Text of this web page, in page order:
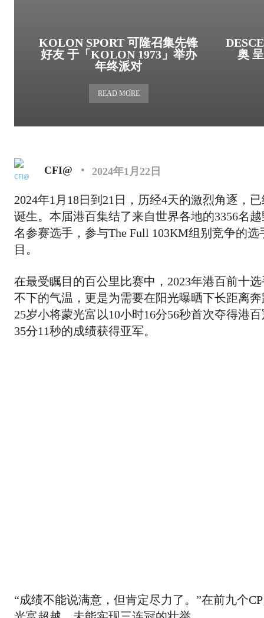
KOLON SPORT 可隆召集先锋
好友 于「KOLON 1973」举办
年终派对
READ MORE
奥
CFI@ 2024年1月22日
2024年1月18日到21日，历经4天的激烈角逐，
诞生。本届港百集结了来自世界各地的3356名
名参赛选手，参与The Full 103KM组别竞争的
目。
在最受瞩目的百公里比赛中，2023年港百前十
不下的气温，更是为需要在阳光曝晒下长距离
25岁小将蒙光富以10小时16分56秒首次夺得港
35分11秒的成绩获得亚军。
“成绩不能说满意，但肯定尽力了。”在前九个